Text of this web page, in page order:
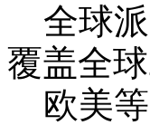
希望你们网点
些，我天天发
到你...
全球
覆盖全
欧美